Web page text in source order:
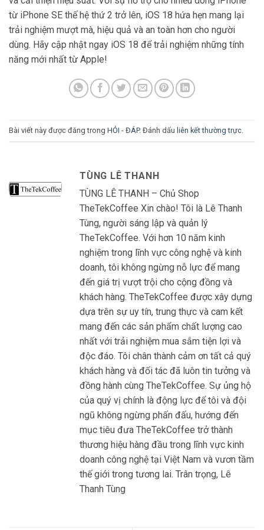
từ iPhone SE thế hệ thứ 2 trở lên, iOS 18 hứa hẹn mang lại
trải nghiệm mượt mà, hiệu quả và an toàn hơn cho người
dùng. Hãy cập nhật ngay iOS 18 để trải nghiệm những tính
năng mới nhất từ Apple!
Bài viết này được đăng trong HỎI - ĐÁP. Đánh dấu liên kết thường trực
TÙNG LÊ THANH
TÙNG LÊ THANH – Chủ Shop
TheTekCoffee Xin chào! Tôi là Lê Thanh
Tùng, người sáng lập và quản lý
TheTekCoffee. Với hơn 10 năm kinh
nghiệm trong lĩnh vực công nghệ và kinh
doanh, tôi không ngừng nỗ lực để mang
đến giá trị vượt trội cho cộng đồng và
khách hàng. TheTekCoffee được xây dựng
dựa trên sự uy tín, trung thực và cam kết
mang đến các sản phẩm chất lượng cao
nhất với trải nghiệm mua sắm tiện lợi và
độc đáo. Tôi chân thành cảm ơn tất cả quý
khách hàng và đối tác đã luôn tin tưởng và
đồng hành cùng TheTekCoffee. Sự ủng hộ
của quý vị chính là động lực để tôi và đội
ngũ không ngừng phấn đấu, hướng đến
mục tiêu đưa TheTekCoffee trở thành
thương hiệu hàng đầu trong lĩnh vực kinh
doanh công nghệ tại Việt Nam và vươn tầm
thế giới trong tương lai. Trân trọng, Lê
Thanh Tùng